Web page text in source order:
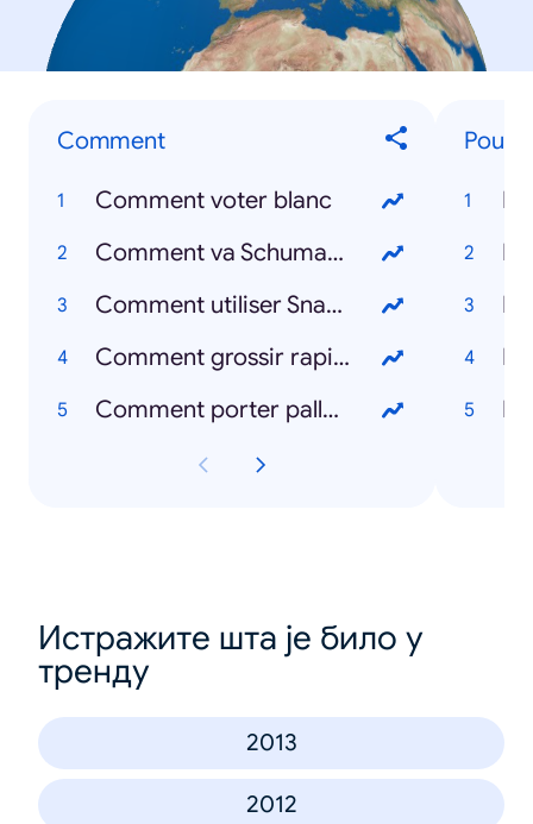
Comment
Comment voter blanc
Comment va Schumacher
Comment utiliser Snapchat
Comment grossir rapidement
Comment porter palladium
Истражите шта је било у
тренду
2013
2012